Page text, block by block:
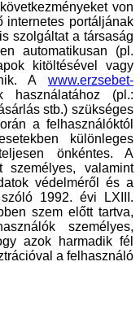
von
internetes portáljának
szolgáltat a társaság
automatikusan (pl.
kitöltésével vagy
A www.erzsebet-
használatához (pl.:
stb.) szükséges
a felhasználóktól
különleges
önkéntes. A
valamint
védelméről és a
1992. évi LXIII.
szem előtt tartva,
személyes,
azok harmadik fél
a felhasználó